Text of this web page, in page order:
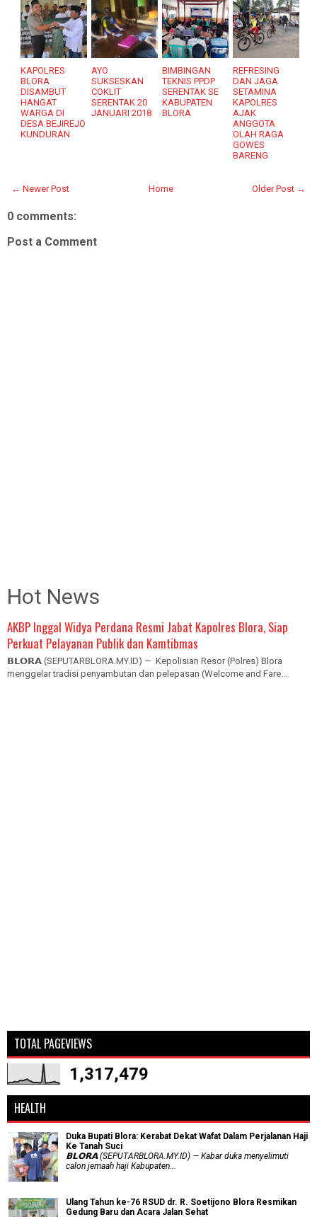
KAPOLRES
BLORA
DISAMBUT
HANGAT
WARGA DI
DESA BEJIREJO
KUNDURAN
AYO
SUKSESKAN
COKLIT
SERENTAK 20
JANUARI 2018
BIMBINGAN
TEKNIS PPDP
SERENTAK SE
KABUPATEN
BLORA
REFRESING
DAN JAGA
SETAMINA
KAPOLRES
AJAK
ANGGOTA
OLAH RAGA
GOWES
BARENG
← Newer Post Older Post →
Home
0 comments:
Post a Comment
Hot News
AKBP Inggal Widya Perdana Resmi Jabat Kapolres Blora, Siap
Perkuat Pelayanan Publik dan Kamtibmas
𝗕𝗟𝗢𝗥𝗔 (SEPUTARBLORA.MY.ID) — Kepolisian Resor (Polres) Blora
menggelar tradisi penyambutan dan pelepasan (Welcome and Fare...
TOTAL PAGEVIEWS
1,317,479
HEALTH
Duka Bupati Blora: Kerabat Dekat Wafat Dalam Perjalanan Haji
Ke Tanah Suci
𝗕𝗟𝗢𝗥𝗔 (SEPUTARBLORA.MY.ID) — Kabar duka menyelimuti
calon jemaah haji Kabupaten...
Ulang Tahun ke-76 RSUD dr. R. Soetijono Blora Resmikan
Gedung Baru dan Acara Jalan Sehat